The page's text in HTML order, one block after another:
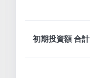
初期投資額 合計